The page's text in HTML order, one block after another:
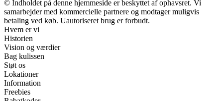
© Indholdet på denne hjemmeside er beskyttet af ophavsret. Vi
samarbejder med kommercielle partnere og modtager muligvis
betaling ved køb. Uautoriseret brug er forbudt.
Hvem er vi
Historien
Vision og værdier
Bag kulissen
Støt os
Lokationer
Information
Freebies